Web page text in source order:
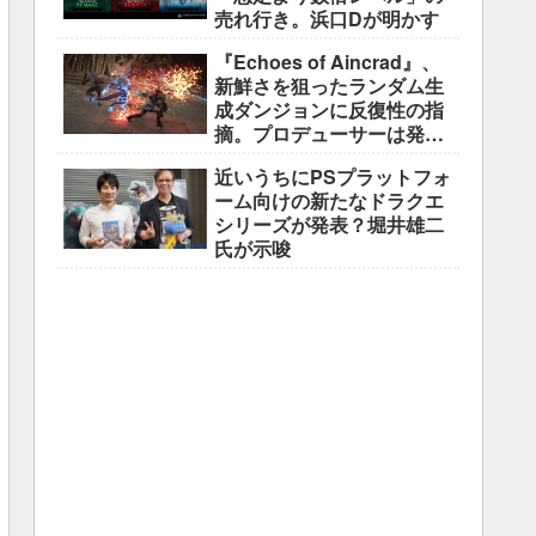
売れ行き。浜口Dが明かす
『Echoes of Aincrad』、
新鮮さを狙ったランダム生
成ダンジョンに反復性の指
摘。プロデューサーは発売
近いうちにPSプラットフォ
ーム向けの新たなドラクエ
シリーズが発表？堀井雄二
氏が示唆